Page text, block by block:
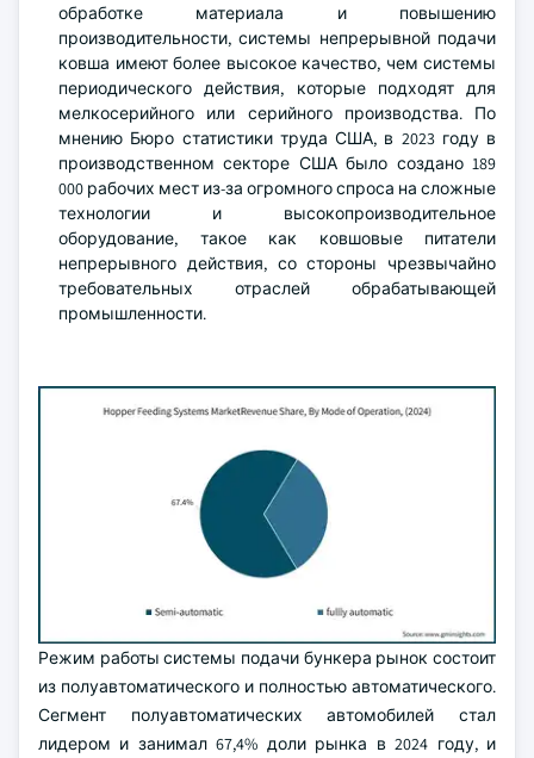
обработке материала и повышению
производительности, системы непрерывной подачи
ковша имеют более высокое качество, чем системы
периодического действия, которые подходят для
мелкосерийного или серийного производства. По
мнению Бюро статистики труда США, в 2023 году в
производственном секторе США было создано 189
000 рабочих мест из-за огромного спроса на сложные
технологии и высокопроизводительное
оборудование, такое как ковшовые питатели
непрерывного действия, со стороны чрезвычайно
требовательных отраслей обрабатывающей
промышленности.
Режим работы системы подачи бункера рынок состоит
из полуавтоматического и полностью автоматического.
Сегмент полуавтоматических автомобилей стал
лидером и занимал 67,4% доли рынка в 2024 году, и